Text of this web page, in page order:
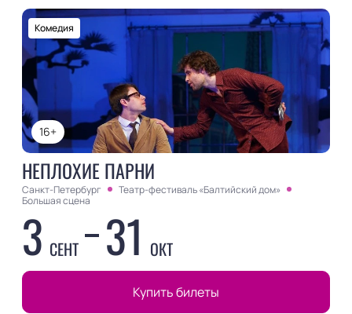
16+
Комедия
НЕПЛОХИЕ ПАРНИ
Санкт-Петербург
Театр-фестиваль «Балтийский дом»
Большая сцена
3 СЕНТ 31 ОКТ
Купить билеты